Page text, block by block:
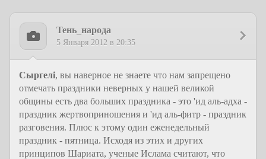
Тень_народа
5 Января 2012 в 20:35
Сыргелi, вы наверное не знаете что нам запрещено
отмечать праздники неверных у нашей великой
общины есть два больших праздника - это 'ид аль-адха -
праздник жертвоприношения и 'ид аль-фитр - праздник
разговения. Плюс к этому один еженедельный
праздник - пятница. Исходя из этих и других
принципов Шариата, ученые Ислама считают, что